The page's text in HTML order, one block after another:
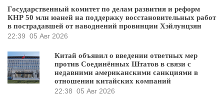
Государственный комитет по делам развития и реформ
КНР 50 млн юаней на поддержку восстановительных работ
в пострадавшей от наводнений провинции Хэйлунцзян
22:39 05 Авг 2026
Китай объявил о введении ответных мер
против Соединённых Штатов в связи с
недавними американскими санкциями в
отношении китайских компаний
22:38 05 Авг 2026